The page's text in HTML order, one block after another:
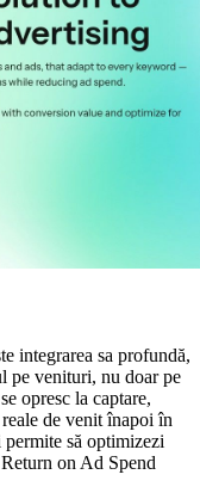
integrarea sa profundă,
pe venituri, nu doar pe
opresc la captare,
de venit înapoi în
să optimizezi
on Ad Spend